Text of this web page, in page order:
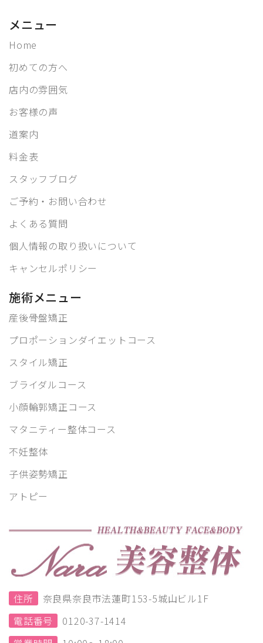
メニュー
Home
初めての方へ
店内の雰囲気
お客様の声
道案内
料金表
スタッフブログ
ご予約・お問い合わせ
よくある質問
個人情報の取り扱いについて
キャンセルポリシー
施術メニュー
産後骨盤矯正
プロポーションダイエットコース
スタイル矯正
ブライダルコース
小顔輪郭矯正コース
マタニティー整体コース
不妊整体
子供姿勢矯正
アトピー
住所
奈良県奈良市法蓮町153-5城山ビル1F
電話番号
0120-37-1414